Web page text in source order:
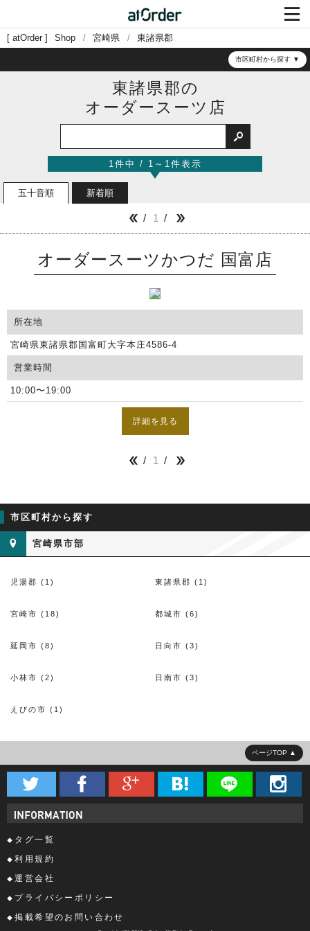

atOrder Shop 宮崎県 東諸県郡
市区町村から探す
東諸県郡の
オーダースーツ店

1件中 / 1～1件表示
五十音順 新着順
 1 
オーダースーツかつだ 国富店
所在地
宮崎県東諸県郡国富町大字本庄4586-4
営業時間
10:00〜19:00
詳細を見る
 1 
市区町村から探す
宮崎県市部
児湯郡 (1) 東諸県郡 (1)
宮崎市 (18) 都城市 (6)
延岡市 (8) 日向市 (3)
小林市 (2) 日南市 (3)
えびの市 (1)
ページTOP
     
タグ一覧
利用規約
運営会社
プライバシーポリシー
掲載希望のお問い合わせ